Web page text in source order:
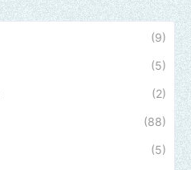
(9)
(5)
(2)
(88)
(5)